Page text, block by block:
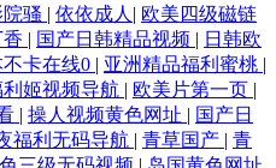
骚 | 依依成人 | 欧美四级磁链
| 国产日韩精品视频 | 日韩欧
不卡在线0 | 亚洲精品福利蜜桃 |
利姬视频导航 | 欧美片第一页 |
| 操人视频黄色网址 | 国产日
福利无码导航 | 青草国产 | 青